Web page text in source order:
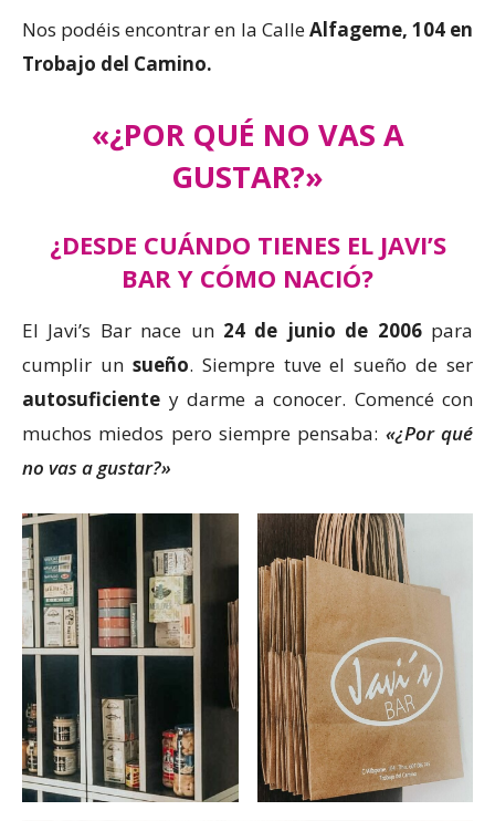
Nos podéis encontrar en la CalleAlfageme, 104 en
Trobajo del Camino.
«¿POR QUÉ NO VAS A
GUSTAR?»
¿DESDE CUÁNDO TIENES EL JAVI’S
BAR Y CÓMO NACIÓ?
El Javi’s Bar nace un 24 de junio de 2006para
cumplir un sueño. Siempre tuve el sueño de ser
autosuficiente y darme a conocer. Comencé con
muchos miedos pero siempre pensaba: «¿Por qué
no vas a gustar?»